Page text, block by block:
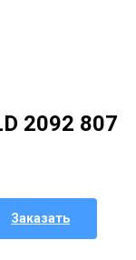
2092 807
Заказать